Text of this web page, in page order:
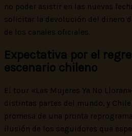
no poder asistir en las nuevas
solicitar la devolución del dinero
de los canales oficiales.
Expectativa por el
escenario chileno
El tour «Las Mujeres Ya No
distintas partes del mundo, y Chile
promesa de una pronta
ilusión de los seguidores que